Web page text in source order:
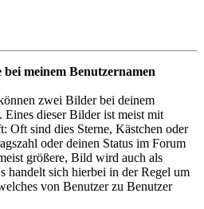
meinem Benutzernamen
zwei Bilder bei deinem
Eines dieser Bilder ist meist mit
Oft sind dies Sterne, Kästchen oder
oder deinen Status im Forum
größere, Bild wird auch als
handelt sich hierbei in der Regel um
von Benutzer zu Benutzer